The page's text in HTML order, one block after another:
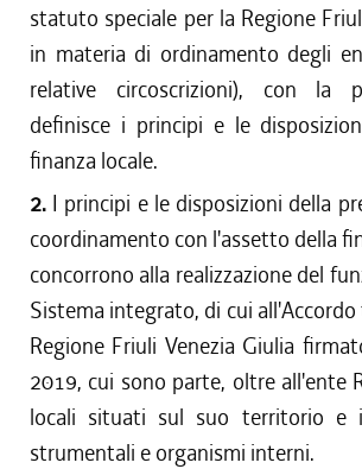
statuto speciale per la Regione
in materia di ordinamento degli
relative circoscrizioni), con la
definisce i principi e le
finanza locale.
2. I principi e le disposizioni della
coordinamento con l'assetto della
concorrono alla realizzazione del
Sistema integrato, di cui
Regione Friuli Venezia Giulia
2019, cui sono parte, oltre all'ente
locali situati sul suo territorio e
strumentali e organismi interni.